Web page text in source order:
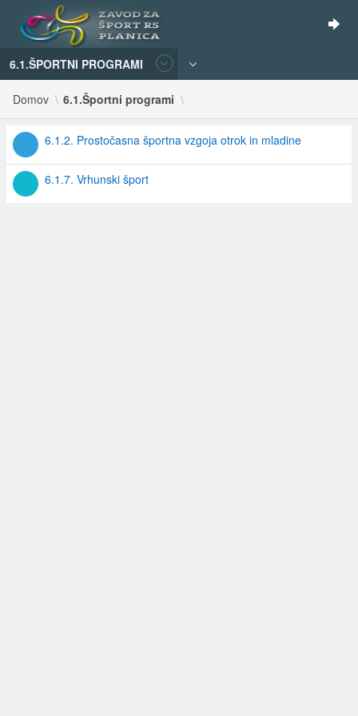
6.1.ŠPORTNI PROGRAMI
Domov 6.1.Športni programi
6.1.2. Prostočasna športna vzgoja otrok in mladine
6.1.7. Vrhunski šport